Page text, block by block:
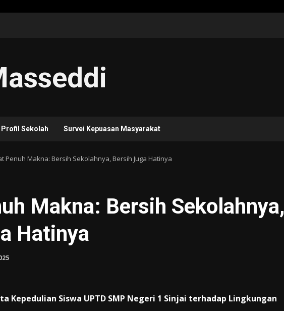
Profil Sekolah Survei Kepuasan Masyarakat
Penuh Makna: Bersih Sekolahnya, Bersih Juga Hatinya
Makna: Bersih Sekolahnya,
Hatinya
Kepedulian Siswa UPTD SMP Negeri 1 Sinjai terhadap Lingkungan